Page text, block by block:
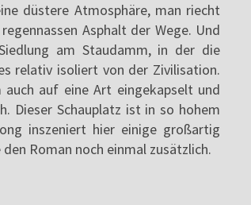
düstere Atmosphäre, man riecht
Asphalt der Wege. Und
am Staudamm, in der die
relativ isoliert von der Zivilisation.
auch auf eine Art eingekapselt und
Dieser Schauplatz ist in so hohem
inszeniert hier einige großartig
Roman noch einmal zusätzlich.